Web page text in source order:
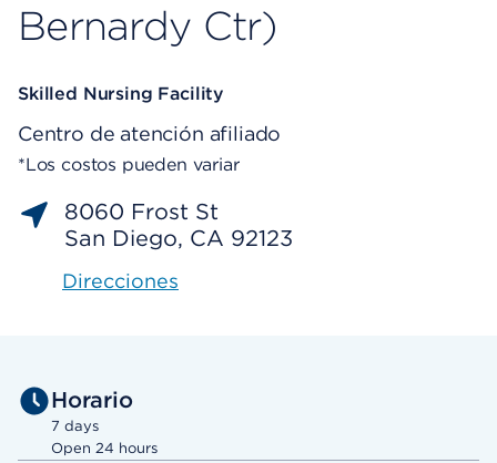
Bernardy Ctr)
Skilled Nursing Facility
Centro de atención afiliado
*Los costos pueden variar
8060 Frost St
San Diego, CA 92123
Direcciones
Horario
7 days
Open 24 hours